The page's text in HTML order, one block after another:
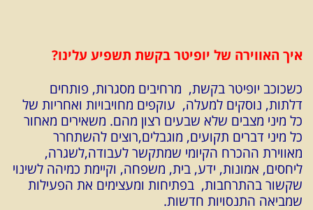
איך האווירה של יופיטר בקשת תשפיע עלינו?
כשכוכב יופיטר בקשת, מרחיבים מסגרות, פותחים
דלתות, נוסקים למעלה, עוקפים מחויבויות ואחריות של
כל מיני מצבים שלא שבעים רצון מהם. משאירים מאחור
כל מיני דברים תקועים, מוגבלים,רוצים להשתחרר
מאווירת ההכרח הקיומי שמתקשר לעבודה,לשגרה,
ליחסים, אמונות, ידע, בית, משפחה, וקיימת כמיהה לשינוי
שקשור בהתרחבות, בפתיחות ומעצימים את הפעילות
שמביאה התנסויות חדשות.